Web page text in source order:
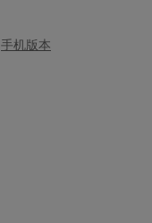
手机版本